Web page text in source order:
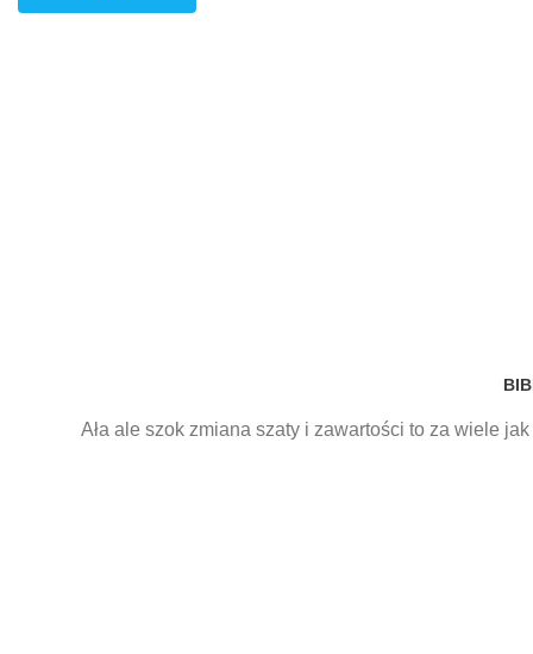
Ała ale szok zmiana szaty i zawartości to za wiele